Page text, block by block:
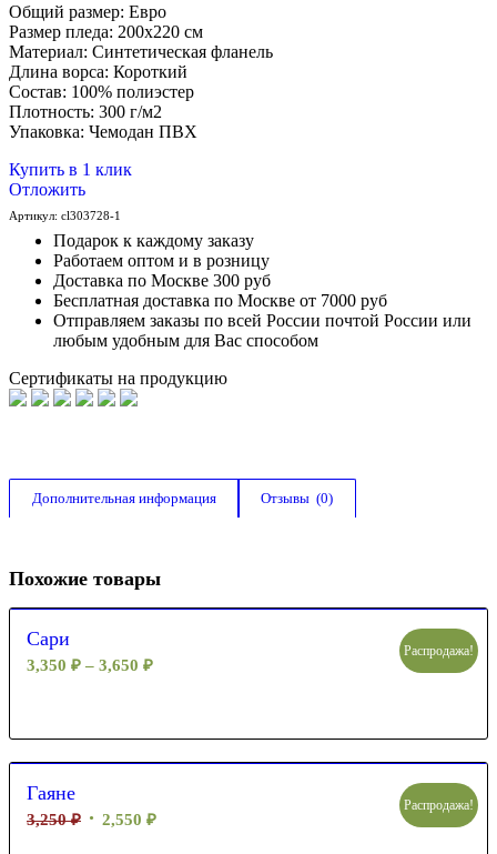
Общий размер: Евро
Размер пледа: 200х220 см
Материал: Синтетическая фланель
Длина ворса: Короткий
Состав: 100% полиэстер
Плотность: 300 г/м2
Упаковка: Чемодан ПВХ
Купить в 1 клик
Отложить
Артикул: cl303728-1
Подарок к каждому заказу
Работаем оптом и в розницу
Доставка по Москве 300 руб
Бесплатная доставка по Москве от 7000 руб
Отправляем заказы по всей России почтой России или
любым удобным для Вас способом
Сертификаты на продукцию
Дополнительная информация Отзывы  (0)
Похожие товары
Сари
3,350 ₽ – 3,650 ₽
Распродажа!
Гаяне
3,250₽ 2,550 ₽
Распродажа!